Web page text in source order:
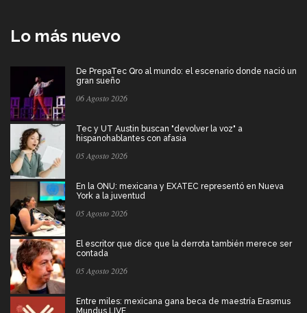
Lo más nuevo
De PrepaTec Qro al mundo: el escenario donde nació un
gran sueño
06 Agosto 2026
Tec y UT Austin buscan "devolver la voz" a
hispanohablantes con afasia
05 Agosto 2026
En la ONU: mexicana y EXATEC representó en Nueva
York a la juventud
05 Agosto 2026
El escritor que dice que la derrota también merece ser
contada
05 Agosto 2026
Entre miles: mexicana gana beca de maestría Erasmus
Mundus LIVE